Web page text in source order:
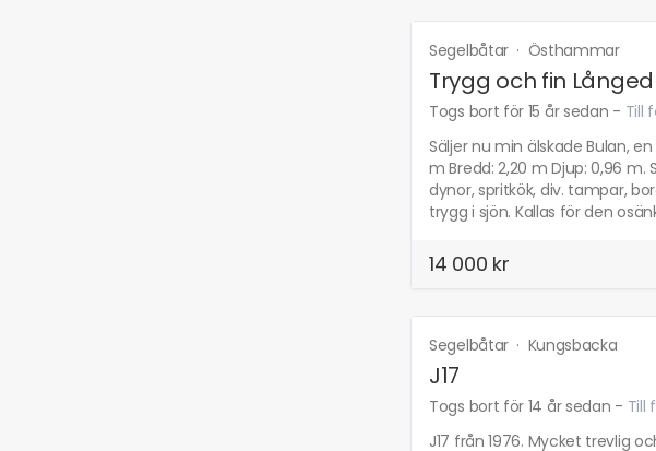
Segelbåtar · Östhammar
Trygg och fin
Togs bort för 15 år sedan - Till
Säljer nu min älskade Bulan,
m Bredd: 2,20 m Djup: 0,96
dynor, spritkök, div. tampar,
trygg i sjön. Kallas för den
14 000 kr
Segelbåtar · Kungsbacka
J17
Togs bort för 14 år sedan - Till
J17 från 1976. Mycket trevlig